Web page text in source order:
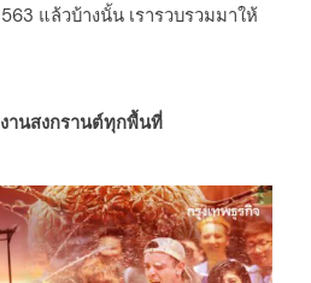
แล้วบ้างนั้น เรารวบรวมมาให้
านสงกรานต์ทุกพื้นที่